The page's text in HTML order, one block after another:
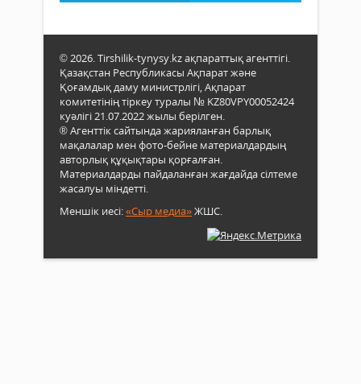
© 2026. Tirshilik-tynysy.kz ақпараттық агенттігі.
Қазақстан Республикасы Ақпарат және
Қоғамдық даму министрлігі, Ақпарат
комитетінің тіркеу туралы № KZ80VPY00052424
куәлігі 21.07.2022 жылы берілген.
® Агенттік сайтында жарияланған барлық
мақалалар мен фото-бейне материалдардың
авторлық құқықтары қорғалған.
Материалдарды пайдаланған жағдайда сілтеме
жасалуы міндетті.
Меншік иесі:«Сыр медиа»ЖШС.